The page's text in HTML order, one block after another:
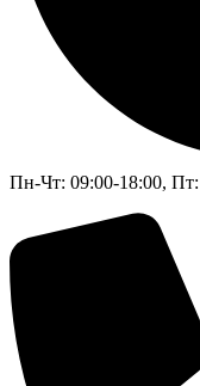
Пн-Чт: 09:00-18:00,